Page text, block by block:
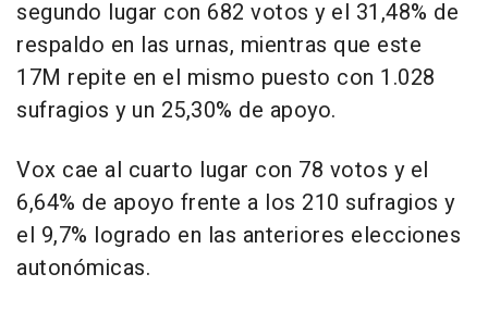
segundo lugar con 682 votos y el 31,48% de
respaldo en las urnas, mientras que este
17M repite en el mismo puesto con 1.028
sufragios y un 25,30% de apoyo.
Vox cae al cuarto lugar con 78 votos y el
6,64% de apoyo frente a los 210 sufragios y
el 9,7% logrado en las anteriores elecciones
autonómicas.